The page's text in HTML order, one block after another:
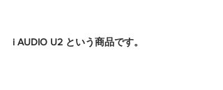
i AUDIO U2 という商品です。